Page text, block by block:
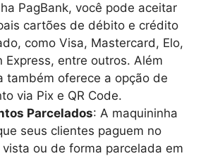
PagBank, você pode aceitar
cartões de débito e crédito
como Visa, Mastercard, Elo,
Express, entre outros. Além
também oferece a opção de
via Pix e QR Code.
Parcelados: A maquininha
seus clientes paguem no
ou de forma parcelada em